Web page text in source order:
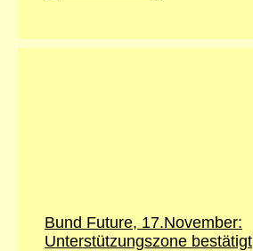
Bund Future, 17.November:
Unterstützungszone bestätigt